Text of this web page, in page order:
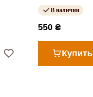
В наличии
550 ₴
Купить